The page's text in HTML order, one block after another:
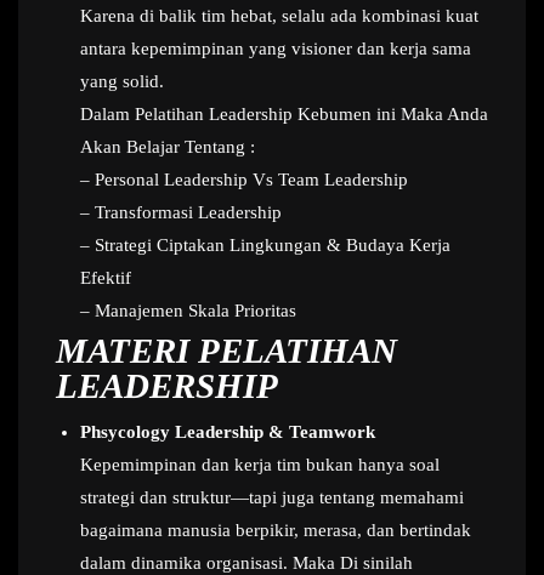
Karena di balik tim hebat, selalu ada kombinasi kuat
antara kepemimpinan yang visioner dan kerja sama
yang solid.
Dalam Pelatihan Leadership Kebumen ini Maka Anda
Akan Belajar Tentang :
– Personal Leadership Vs Team Leadership
– Transformasi Leadership
– Strategi Ciptakan Lingkungan & Budaya Kerja
Efektif
– Manajemen Skala Prioritas
MATERI PELATIHAN
LEADERSHIP
Phsycology Leadership & Teamwork
Kepemimpinan dan kerja tim bukan hanya soal
strategi dan struktur—tapi juga tentang memahami
bagaimana manusia berpikir, merasa, dan bertindak
dalam dinamika organisasi. Maka Di sinilah